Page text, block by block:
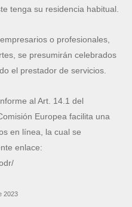
tenga su residencia habitual.
o profesionales,
se presumirán celebrados
el prestador de servicios.
al Art. 14.1 del
Europea facilita una
en línea, la cual se
enlace:
2023